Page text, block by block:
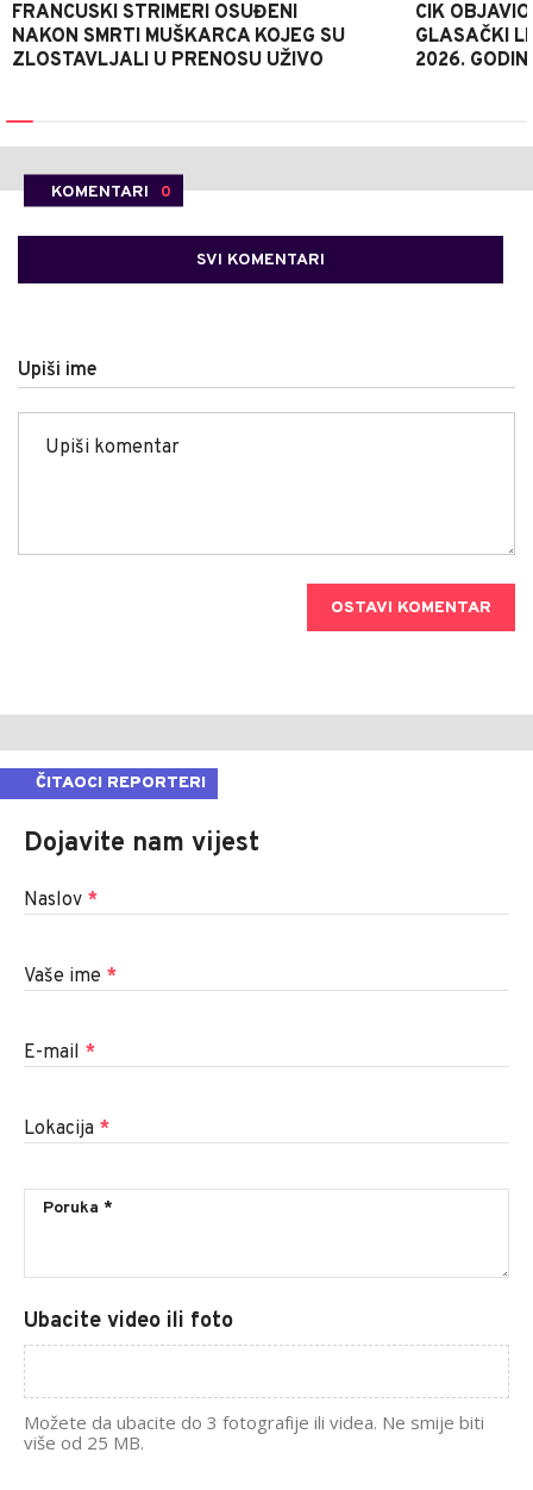
FRANCUSKI STRIMERI OSUĐENI
NAKON SMRTI MUŠKARCA KOJEG SU
ZLOSTAVLJALI U PRENOSU UŽIVO
CIK
GLASAČKI
2026.
KOMENTARI 0
SVI KOMENTARI
Upiši ime
OSTAVI KOMENTAR
ČITAOCI REPORTERI
Dojavite nam vijest
Naslov *
Vaše ime *
E-mail *
Lokacija *
Ubacite video ili foto
Možete da ubacite do 3 fotografije ili videa. Ne smije biti
više od 25 MB.